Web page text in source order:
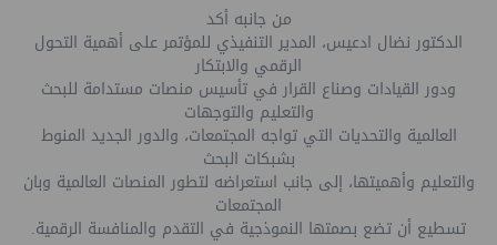
من جانبه أكد
الدكتور نضال ادعيس، المدير التنفيذي للمؤتمر على أهمية التحول
الرقمي والابتكار
ودور القيادات وصناع القرار في تأسيس منصات مستدامة للبحث
والتعليم والتوجهات
العالمية والتحديات التي تواجه المجتمعات، والدور الجديد المنوط
بشبكات البحث
والتعليم وأهميتها، إلى جانب استعراضه لتطور المنصات العالمية وبان
المجتمعات
تسطيع أن تضع بصمتها النموذجية في التقدم والمنافسة الرقمية.